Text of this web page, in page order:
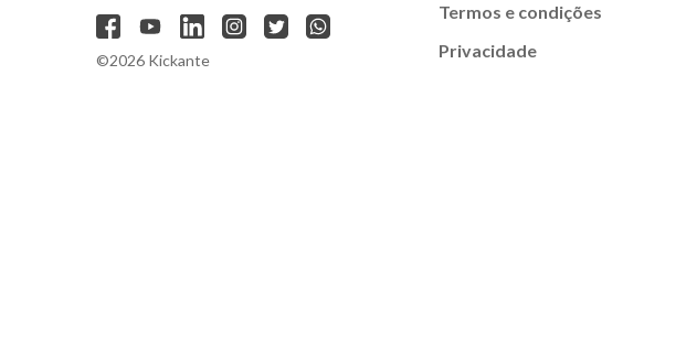
©2026 Kickante
Termos e condições
Privacidade